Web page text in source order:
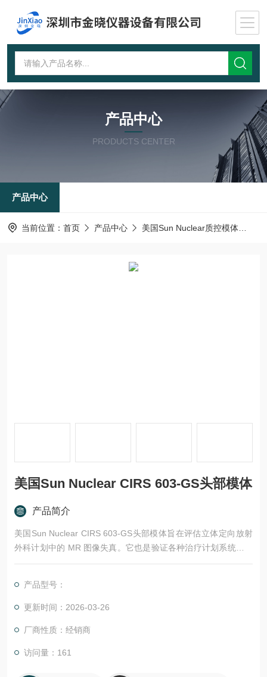
产品中心
PRODUCTS CENTER
产品中心
当前位置： 首页 产品中心 美国Sun Nuclear质控模体
美国Sun Nuclear CIRS 603-GS头部模体
产品简介
美国Sun Nuclear CIRS 603-GS头部模体旨在评估立体定向放射
外科计划中的 MR 图像失真。它也是验证各种治疗计划系统中使
用的图像融合和可变形图像配准算法的有用工具。组织等效的拟
扫描和磁共振对体模进行成像。
产品型号：
更新时间：2026-03-26
厂商性质：经销商
访问量：161